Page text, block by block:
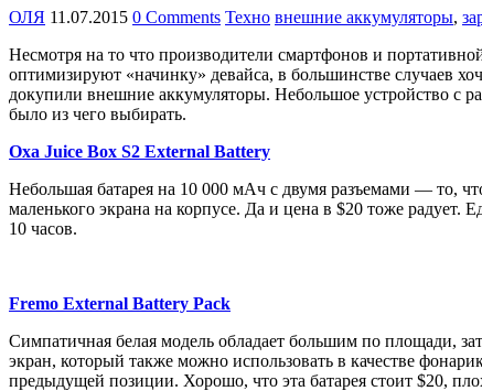
ОЛЯ 11.07.2015 0 Comments Техно внешние аккумуляторы,
Несмотря на то что производители смартфонов и
оптимизируют «начинку» девайса, в большинстве случаев
докупили внешние аккумуляторы. Небольшое устройство с
было из чего выбирать.
Oxa Juice Box S2 External Battery
Небольшая батарея на 10 000 мАч с двумя разъемами — то,
маленького экрана на корпусе. Да и цена в $20 тоже
10 часов.
Fremo External Battery Pack
Симпатичная белая модель обладает большим по площади,
экран, который также можно использовать в качестве
предыдущей позиции. Хорошо, что эта батарея стоит $20,